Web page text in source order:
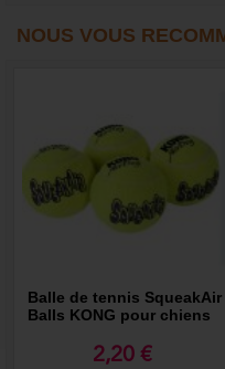
NOUS VOUS
Balle de tennis SqueakAir
Balls KONG pour chiens
2,20 €